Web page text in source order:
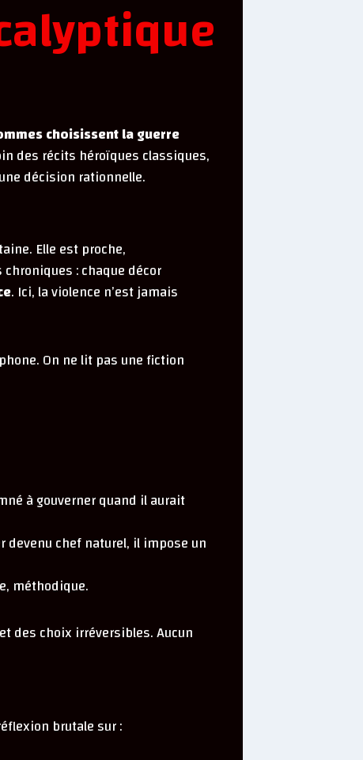
choisissent la guerre
des récits héroïques classiques,
décision rationnelle.
Elle est proche,
: chaque décor
. Ici, la violence n’est jamais
On ne lit pas une fiction
à gouverner quand il aurait
devenu chef naturel, il impose un
méthodique.
des choix irréversibles. Aucun
brutale sur :